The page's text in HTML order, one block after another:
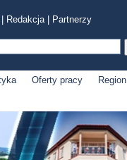
Redakcja| Partnerzy
Oferty pracy Region